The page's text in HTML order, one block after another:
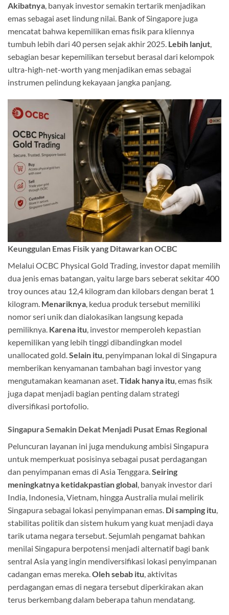
Akibatnya, banyak investor semakin tertarik menjadikan
emas sebagai aset lindung nilai. Bank of Singapore juga
mencatat bahwa kepemilikan emas fisik para kliennya
tumbuh lebih dari 40 persen sejak akhir 2025. Lebih lanjut,
sebagian besar kepemilikan tersebut berasal dari kelompok
ultra-high-net-worth yang menjadikan emas sebagai
instrumen pelindung kekayaan jangka panjang.
Keunggulan Emas Fisik yang Ditawarkan OCBC
Melalui OCBC Physical Gold Trading, investor dapat memilih
dua jenis emas batangan, yaitu large bars seberat sekitar 400
troy ounces atau 12,4 kilogram dan kilobars dengan berat 1
kilogram. Menariknya , kedua produk tersebut memiliki
nomor seri unik dan dialokasikan langsung kepada
pemiliknya. Karena itu , investor memperoleh kepastian
kepemilikan yang lebih tinggi dibandingkan model
unallocated gold. Selain itu , penyimpanan lokal di Singapura
memberikan kenyamanan tambahan bagi investor yang
mengutamakan keamanan aset. Tidak hanya itu , emas fisik
juga dapat menjadi bagian penting dalam strategi
diversifikasi portofolio.
Singapura Semakin Dekat Menjadi Pusat Emas Regional
Peluncuran layanan ini juga mendukung ambisi Singapura
untuk memperkuat posisinya sebagai pusat perdagangan
dan penyimpanan emas di Asia Tenggara.Seiring
meningkatnya ketidakpastian global, banyak investor dari
India, Indonesia, Vietnam, hingga Australia mulai melirik
Singapura sebagai lokasi penyimpanan emas. Di samping itu,
stabilitas politik dan sistem hukum yang kuat menjadi daya
tarik utama negara tersebut. Sejumlah pengamat bahkan
menilai Singapura berpotensi menjadi alternatif bagi bank
sentral Asia yang ingin mendiversifikasi lokasi penyimpanan
cadangan emas mereka.Oleh sebab itu, aktivitas
perdagangan emas di negara tersebut diperkirakan akan
terus berkembang dalam beberapa tahun mendatang.